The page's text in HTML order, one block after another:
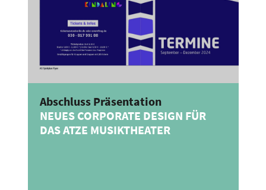
Abschluss Präsentation
NEUES CORPORATE DESIGN FÜR
DAS ATZE MUSIKTHEATER